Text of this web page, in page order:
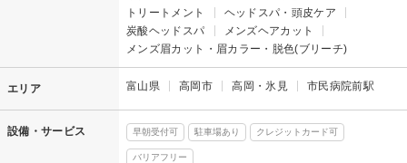
トリートメント
ヘッドスパ・頭皮ケア
炭酸ヘッドスパ
メンズヘアカット
メンズ眉カット・眉カラー・脱色(ブリーチ)
エリア 富山県 高岡市 高岡・氷見 市民病院前駅
設備・サービス 早朝受付可 駐車場あり クレジットカード可
バリアフリー